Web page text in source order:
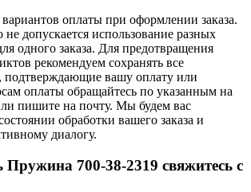
оплаты при оформлении заказа.
допускается использование разных
одного заказа. Для предотвращения
рекомендуем сохранять все
подтверждающие вашу оплату или
оплаты обращайтесь по указанным на
пишите на почту. Мы будем вас
обработки вашего заказа и
диалогу.
700-38-2319 свяжитесь с